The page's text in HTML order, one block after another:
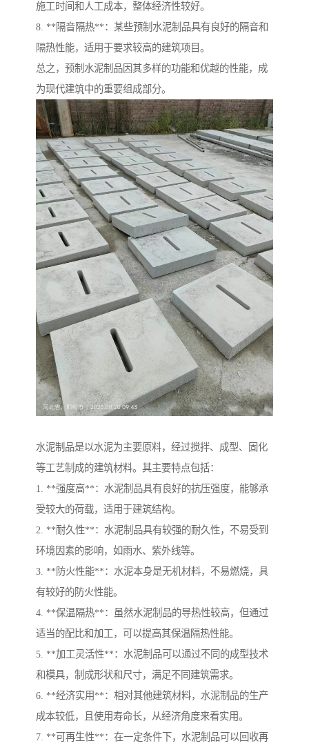
施工时间和人工成本，整体经济性较好。
8. **隔音隔热**：某些预制水泥制品具有良好的隔音和
隔热性能，适用于要求较高的建筑项目。
总之，预制水泥制品因其多样的功能和优越的性能，成
为现代建筑中的重要组成部分。
水泥制品是以水泥为主要原料，经过搅拌、成型、固化
等工艺制成的建筑材料。其主要特点包括：
1. **强度高**：水泥制品具有良好的抗压强度，能够承
受较大的荷载，适用于建筑结构。
2. **耐久性**：水泥制品具有较强的耐久性，不易受到
环境因素的影响，如雨水、紫外线等。
3. **防火性能**：水泥本身是无机材料，不易燃烧，具
有较好的防火性能。
4. **保温隔热**：虽然水泥制品的导热性较高，但通过
适当的配比和加工，可以提高其保温隔热性能。
5. **加工灵活性**：水泥制品可以通过不同的成型技术
和模具，制成形状和尺寸，满足不同建筑需求。
6. **经济实用**：相对其他建筑材料，水泥制品的生产
成本较低，且使用寿命长，从经济角度来看实用。
7. **可再生性**：在一定条件下，水泥制品可以回收再